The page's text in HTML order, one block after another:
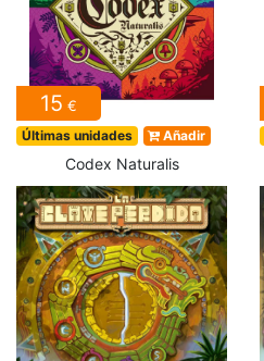
15 €
Últimas unidades Añadir
Codex Naturalis